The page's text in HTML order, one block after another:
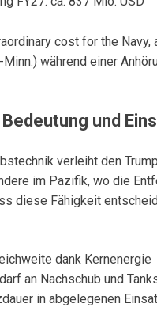
cost for the
während einer
und
verleiht den
im Pazifik, wo die
diese Fähigkeit
dank Kernenergie
an Nachschub und
in abgelegenen